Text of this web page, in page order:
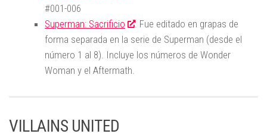
#001-006
Superman: Sacrificio
. Fue editado en grapas de
forma separada en la serie de Superman (desde el
número 1 al 8). Incluye los números de Wonder
Woman y el Aftermath.
VILLAINS UNITED